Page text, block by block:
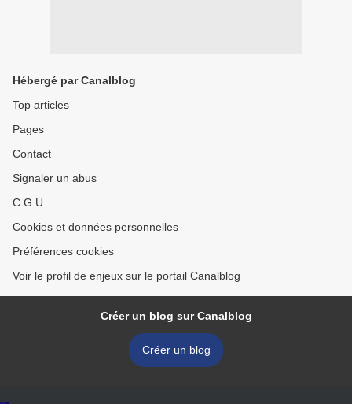
Hébergé par Canalblog
Top articles
Pages
Contact
Signaler un abus
C.G.U.
Cookies et données personnelles
Préférences cookies
Voir le profil de enjeux sur le portail Canalblog
Créer un blog sur Canalblog
Créer un blog